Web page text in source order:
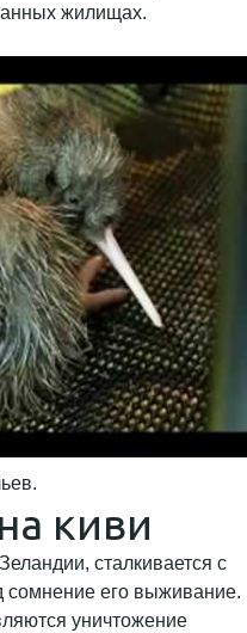
жилищах.
киви
сталкивается с
сомнение его выживание.
уничтожение